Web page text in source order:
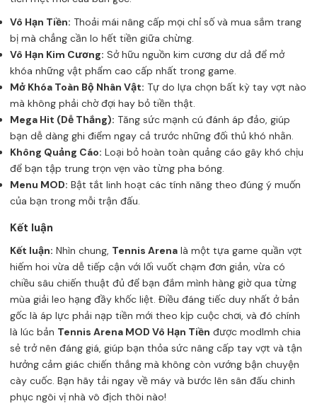
Vô Hạn Tiền: Thoải mái nâng cấp mọi chỉ số và mua sắm trang
bị mà chẳng cần lo hết tiền giữa chừng.
Vô Hạn Kim Cương: Sở hữu nguồn kim cương dư dả để mở
khóa những vật phẩm cao cấp nhất trong game.
Mở Khóa Toàn Bộ Nhân Vật: Tự do lựa chọn bất kỳ tay vợt nào
mà không phải chờ đợi hay bỏ tiền thật.
Mega Hit (Dễ Thắng): Tăng sức mạnh cú đánh áp đảo, giúp
bạn dễ dàng ghi điểm ngay cả trước những đối thủ khó nhằn.
Không Quảng Cáo: Loại bỏ hoàn toàn quảng cáo gây khó chịu
để bạn tập trung trọn vẹn vào từng pha bóng.
Menu MOD: Bật tắt linh hoạt các tính năng theo đúng ý muốn
của bạn trong mỗi trận đấu.
Kết luận
Kết luận: Nhìn chung, Tennis Arena là một tựa game quần vợt
hiếm hoi vừa dễ tiếp cận với lối vuốt chạm đơn giản, vừa có
chiều sâu chiến thuật đủ để bạn đắm mình hàng giờ qua từng
mùa giải leo hạng đầy khốc liệt. Điều đáng tiếc duy nhất ở bản
gốc là áp lực phải nạp tiền mới theo kịp cuộc chơi, và đó chính
là lúc bản Tennis Arena MOD Vô Hạn Tiền được modlmh chia
sẻ trở nên đáng giá, giúp bạn thỏa sức nâng cấp tay vợt và tận
hưởng cảm giác chiến thắng mà không còn vướng bận chuyện
cày cuốc. Bạn hãy tải ngay về máy và bước lên sân đấu chinh
phục ngôi vị nhà vô địch thôi nào!